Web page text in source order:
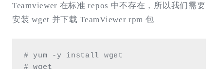
Teamviewer 在标准 repos 中不存在，所以我们需要
安装 wget 并下载 TeamViewer rpm 包
# yum -y install wget
# wget